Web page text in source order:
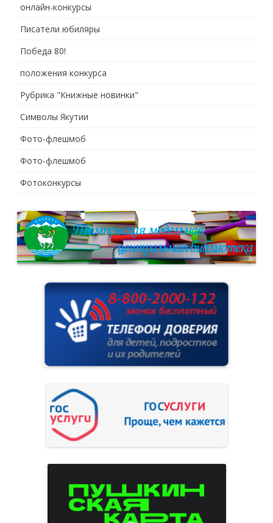
онлайн-конкурсы
Писатели юбиляры
Победа 80!
положения конкурса
Рубрика "Книжные новинки"
Символы Якутии
Фото-флешмоб
Фото-флешмоб
Фотоконкурсы